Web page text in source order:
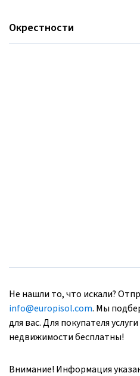
Окрестности
Не нашли то, что искали?
info@europisol.com. Мы
для вас. Для покупателя
недвижимости бесплатны!
Внимание! Информация